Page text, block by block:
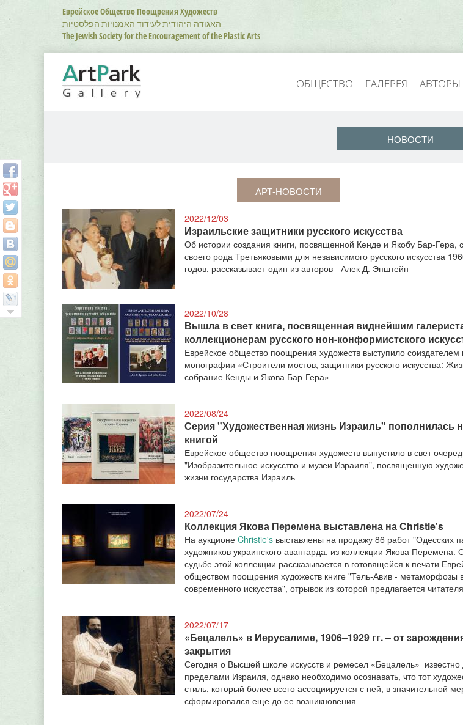
Еврейское Общество Поощрения Художеств
האגודה היהודית לעידוד האמנויות הפלסטיות
The Jewish Society for the Encouragement of the Plastic Arts
ОБЩЕСТВО ГАЛЕРЕЯ АВТОРЫ
НОВОСТИ
АРТ-НОВОСТИ
2022/12/03
Израильские защитники русского искусства
Об истории создания книги, посвященной Кенде и Якобу Бар-Гера,
своего рода Третьяковыми для независимого русского искусства
годов, рассказывает один из авторов - Алек Д. Эпштейн
2022/10/28
Вышла в свет книга, посвященная виднейшим
коллекционерам русского нон-конформистского
Еврейское общество поощрения художеств выступило соиздателем
монографии «Строители мостов, защитники русского искусства:
собрание Кенды и Якова Бар-Гера»
2022/08/24
Серия "Художественная жизнь Израиль" пополнилась
книгой
Еврейское общество поощрения художеств выпустило в свет
"Изобразительное искусство и музеи Израиля", посвященную
жизни государства Израиль
2022/07/24
Коллекция Якова Перемена выставлена на Christie's
На аукционе Christie's выставлены на продажу 86 работ "Одесских
художников украинского авангарда, из коллекции Якова Перемена.
судьбе этой коллекции рассказывается в готовящейся к печати
обществом поощрения художеств книге "Тель-Авив - метаморфозы
современного искусства", отрывок из которой предлагается
2022/07/17
«Бецалель» в Иерусалиме, 1906–1929 гг. – от
закрытия
Сегодня о Высшей школе искусств и ремесел «Бецалель» известно
пределами Израиля, однако необходимо осознавать, что тот
стиль, который более всего ассоциируется с ней, в значительной
сформировался еще до ее возникновения